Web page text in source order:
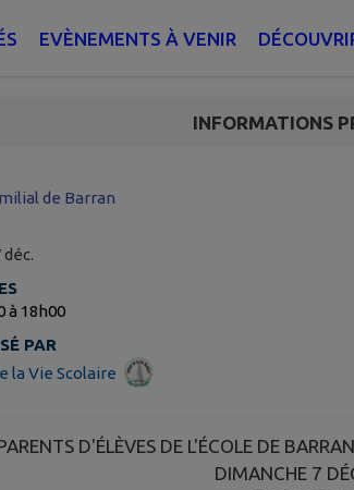
EVÈNEMENTS À VENIR
INFORMATIONS
de Barran
déc.
à 18h00
PAR
la Vie Scolaire
D'ÉLÈVES DE L'ÉCOLE DE
DIMANCHE 7